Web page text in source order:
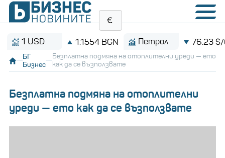
USD 1.1554 BGN Петрол 76.23 $/барел
БГ
Бизнес
Безплатна подмяна на отоплителни уреди — ето
как да се възползвате
Безплатна подмяна на отоплителни
уреди — ето как да се възползвате